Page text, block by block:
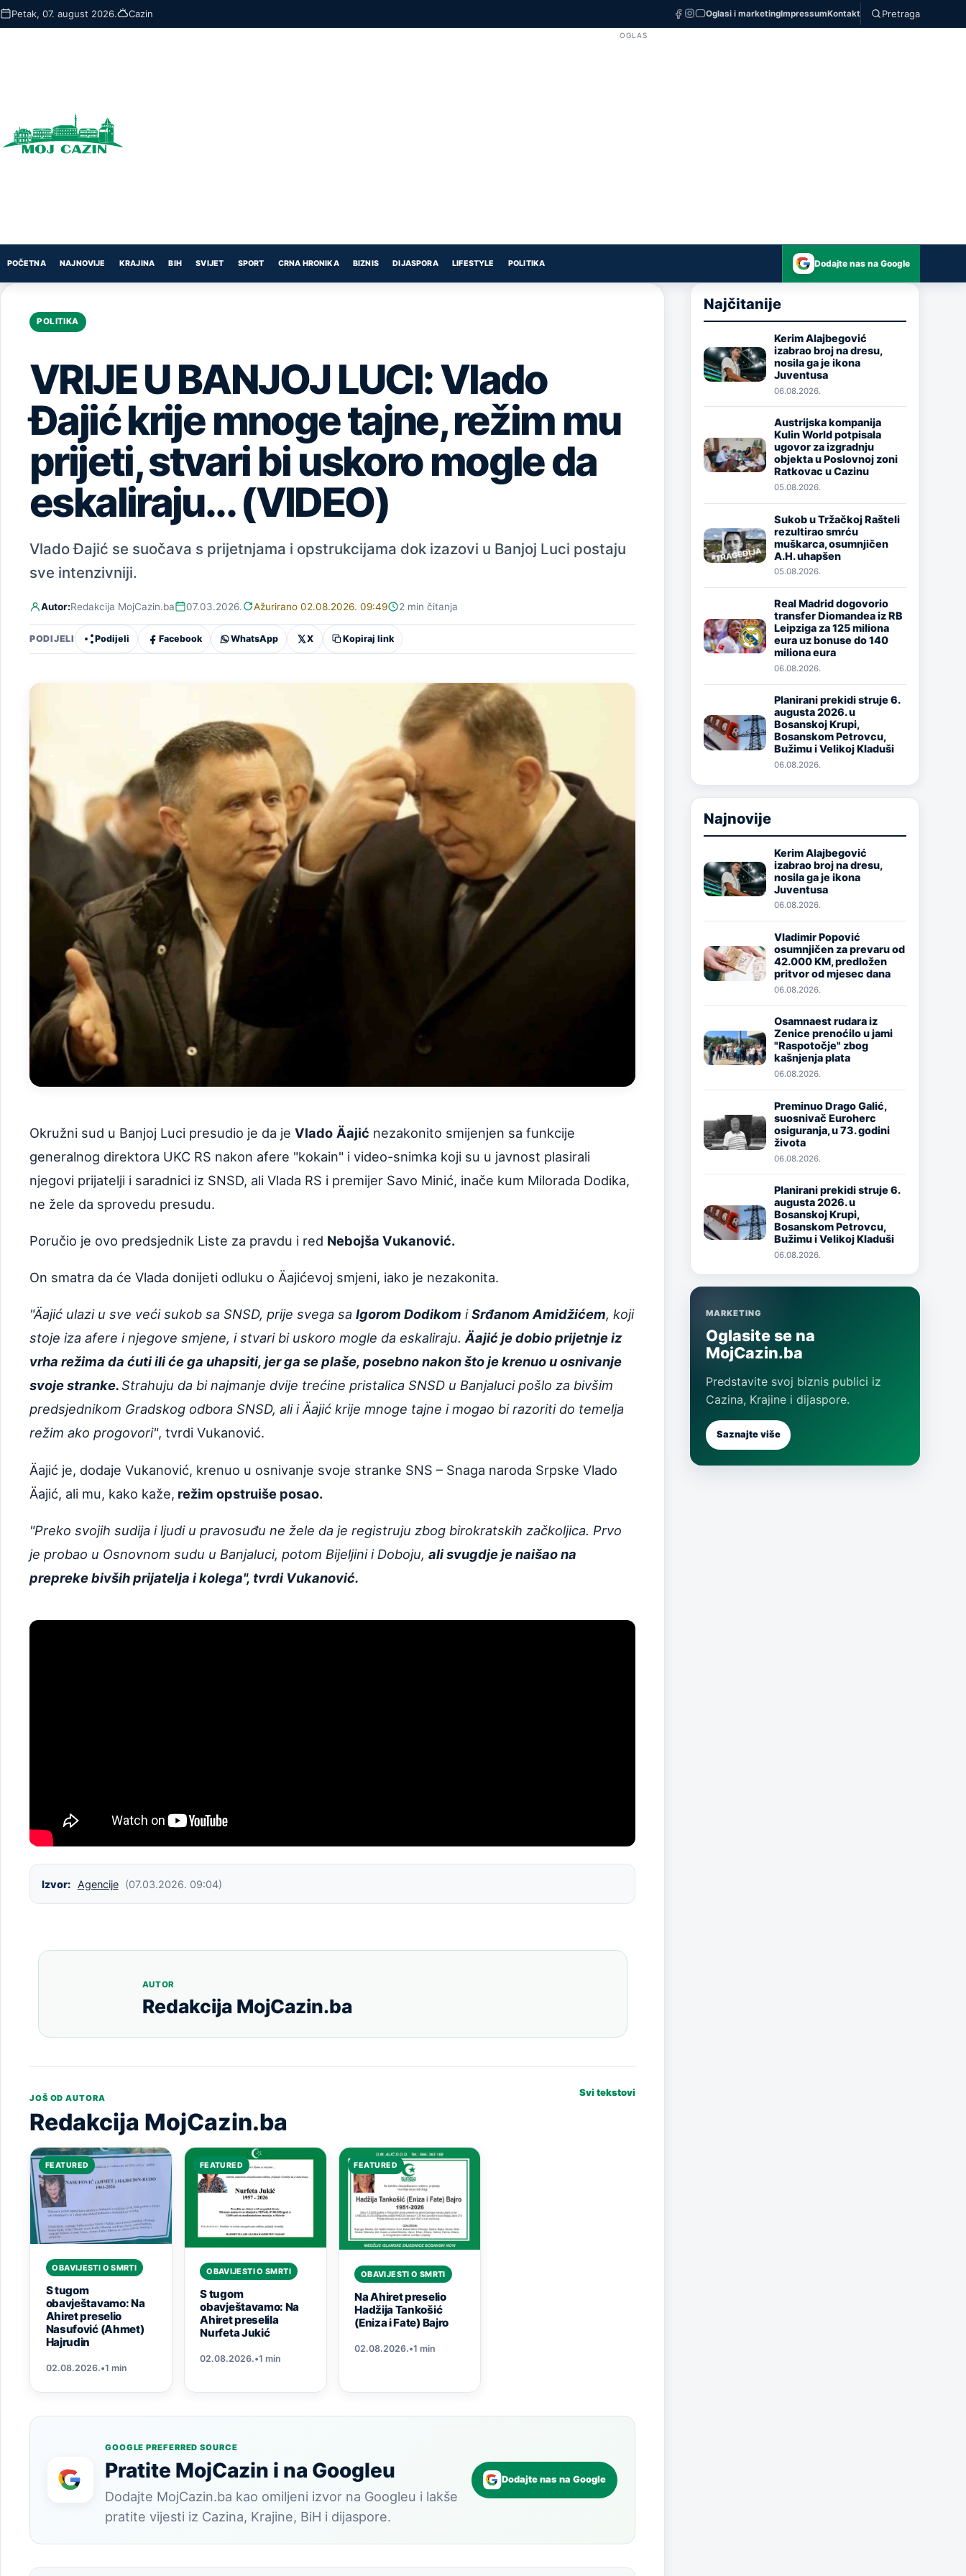
Skip
to
Petak, 07. august 2026. Cazin Oglasi i marketingImpressumKontakt Pretraga
OGLAS
POČETNA NAJNOVIJE KRAJINA BIH SVIJET SPORT CRNA HRONIKA BIZNIS DIJASPORA LIFESTYLE POLITIKA Dodajte nas na Google
POLITIKA
VRIJE U BANJOJ LUCI: Vlado
Đajić krije mnoge tajne, režim mu
prijeti, stvari bi uskoro mogle da
eskaliraju... (VIDEO)
Vlado Đajić se suočava s prijetnjama i opstrukcijama dok izazovi u Banjoj Luci postaju
sve intenzivniji.
Autor:Redakcija MojCazin.ba 07.03.2026. Ažurirano 02.08.2026. 09:49 2 min čitanja
PODIJELI Podijeli Facebook WhatsApp X Kopiraj link
Okružni sud u Banjoj Luci presudio je da je Vlado Äajić nezakonito smijenjen sa funkcije
generalnog direktora UKC RS nakon afere "kokain" i video-snimka koji su u javnost plasirali
njegovi prijatelji i saradnici iz SNSD, ali Vlada RS i premijer Savo Minić, inače kum Milorada Dodika,
ne žele da sprovedu presudu.
Poručio je ovo predsjednik Liste za pravdu i red Nebojša Vukanović.
On smatra da će Vlada donijeti odluku o Äajićevoj smjeni, iako je nezakonita.
"Äajić ulazi u sve veći sukob sa SNSD, prije svega sa Igorom Dodikom iSrđanom Amidžićem, koji
stoje iza afere i njegove smjene, i stvari bi uskoro mogle da eskaliraju.Äajić je dobio prijetnje iz
vrha režima da ćuti ili će ga uhapsiti, jer ga se plaše, posebno nakon što je krenuo u osnivanje
svoje stranke.Strahuju da bi najmanje dvije trećine pristalica SNSD u Banjaluci pošlo za bivšim
predsjednikom Gradskog odbora SNSD, ali i Äajić krije mnoge tajne i mogao bi razoriti do temelja
režim ako progovori", tvrdi Vukanović.
Äajić je, dodaje Vukanović, krenuo u osnivanje svoje stranke SNS – Snaga naroda Srpske Vlado
Äajić, ali mu, kako kaže, režim opstruiše posao.
"Preko svojih sudija i ljudi u pravosuđu ne žele da je registruju zbog birokratskih začkoljica. Prvo
je probao u Osnovnom sudu u Banjaluci, potom Bijeljini i Doboju, ali svugdje je naišao na
prepreke bivših prijatelja i kolega", tvrdi Vukanović.
Izvor: Agencije (07.03.2026. 09:04)
AUTOR
Redakcija MojCazin.ba
JOŠ OD AUTORA
Redakcija MojCazin.ba
Svi tekstovi
FEATURED
OBAVIJESTI O SMRTI
S tugom
obavještavamo: Na
Ahiret preselio
Nasufović (Ahmet)
Hajrudin
02.08.2026.•1 min
FEATURED
OBAVIJESTI O SMRTI
S tugom
obavještavamo: Na
Ahiret preselila
Nurfeta Jukić
02.08.2026.•1 min
FEATURED
OBAVIJESTI O SMRTI
Na Ahiret preselio
Hadžija Tankošić
(Eniza i Fate) Bajro
02.08.2026.•1 min
GOOGLE PREFERRED SOURCE
Pratite MojCazin i na Googleu
Dodajte MojCazin.ba kao omiljeni izvor na Googleu i lakše
pratite vijesti iz Cazina, Krajine, BiH i dijaspore.
Dodajte nas na Google
Najčitanije
Image
Kerim Alajbegović
izabrao broj na dresu,
nosila ga je ikona
Juventusa
06.08.2026.
Image
Austrijska kompanija
Kulin World potpisala
ugovor za izgradnju
objekta u Poslovnoj zoni
Ratkovac u Cazinu
05.08.2026.
Image
Sukob u Tržačkoj Rašteli
rezultirao smrću
muškarca, osumnjičen
A.H. uhapšen
05.08.2026.
Image
Real Madrid dogovorio
transfer Diomandea iz RB
Leipziga za 125 miliona
eura uz bonuse do 140
miliona eura
06.08.2026.
Image
Planirani prekidi struje 6.
augusta 2026. u
Bosanskoj Krupi,
Bosanskom Petrovcu,
Bužimu i Velikoj Kladuši
06.08.2026.
Najnovije
Image
Kerim Alajbegović
izabrao broj na dresu,
nosila ga je ikona
Juventusa
06.08.2026.
Image
Vladimir Popović
osumnjičen za prevaru od
42.000 KM, predložen
pritvor od mjesec dana
06.08.2026.
Image
Osamnaest rudara iz
Zenice prenoćilo u jami
"Raspotočje" zbog
kašnjenja plata
06.08.2026.
Image
Preminuo Drago Galić,
suosnivač Euroherc
osiguranja, u 73. godini
života
06.08.2026.
Image
Planirani prekidi struje 6.
augusta 2026. u
Bosanskoj Krupi,
Bosanskom Petrovcu,
Bužimu i Velikoj Kladuši
06.08.2026.
MARKETING
Oglasite se na
MojCazin.ba
Predstavite svoj biznis publici iz
Cazina, Krajine i dijaspore.
Saznajte više